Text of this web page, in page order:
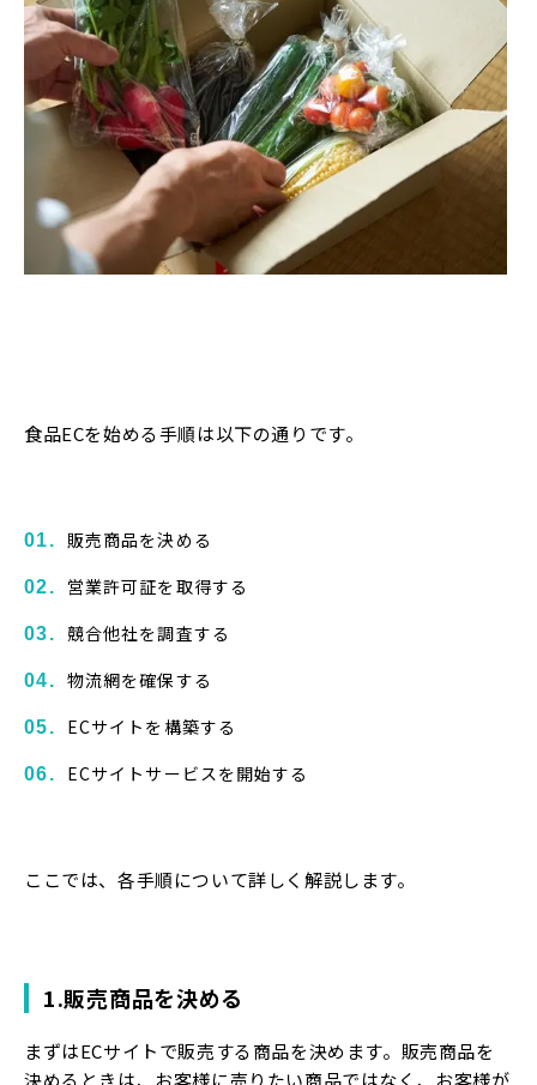
食品ECを始める手順は以下の通りです。
販売商品を決める
営業許可証を取得する
競合他社を調査する
物流網を確保する
ECサイトを構築する
ECサイトサービスを開始する
ここでは、各手順について詳しく解説します。
1.販売商品を決める
まずはECサイトで販売する商品を決めます。販売商品を
決めるときは、お客様に売りたい商品ではなく、お客様が